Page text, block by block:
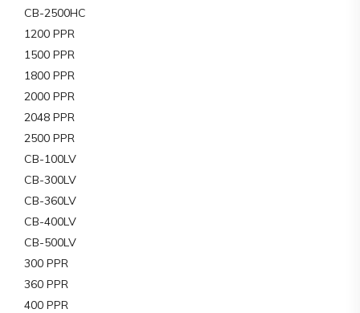
CB-2500HC
1200 PPR
1500 PPR
1800 PPR
2000 PPR
2048 PPR
2500 PPR
CB-100LV
CB-300LV
CB-360LV
CB-400LV
CB-500LV
300 PPR
360 PPR
400 PPR